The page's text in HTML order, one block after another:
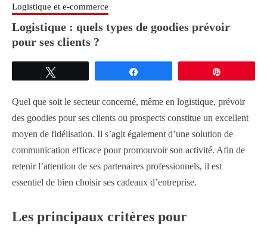
Logistique et e-commerce
Logistique : quels types de goodies prévoir
pour ses clients ?
Quel que soit le secteur concerné, même en logistique, prévoir
des goodies pour ses clients ou prospects constitue un excellent
moyen de fidélisation. Il s’agit également d’une solution de
communication efficace pour promouvoir son activité. Afin de
retenir l’attention de ses partenaires professionnels, il est
essentiel de bien choisir ses cadeaux d’entreprise.
Les principaux critères pour